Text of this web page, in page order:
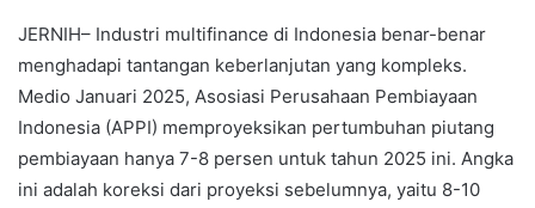
JERNIH– Industri multifinance di Indonesia benar-benar
menghadapi tantangan keberlanjutan yang kompleks.
Medio Januari 2025, Asosiasi Perusahaan Pembiayaan
Indonesia (APPI) memproyeksikan pertumbuhan piutang
pembiayaan hanya 7-8 persen untuk tahun 2025 ini. Angka
ini adalah koreksi dari proyeksi sebelumnya, yaitu 8-10